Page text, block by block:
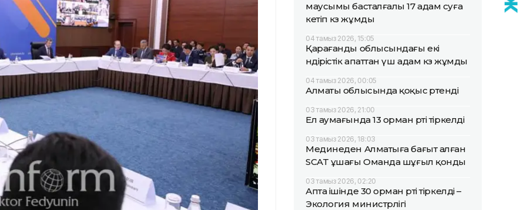
маусымы басталғалы 17 адам суға
кетіп көз жұмды
04 тамыз 2026, 15:05
Қарағанды облысындағы екі
өндірістік апаттан үш адам көз жұмды
04 тамыз 2026, 00:05
Алматы облысында қоқыс өртенді
03 тамыз 2026, 21:00
Ел аумағында 13 орман өрті тіркелді
03 тамыз 2026, 18:03
Мединеден Алматыға бағыт алған
SCAT ұшағы Оманда шұғыл қонды
03 тамыз 2026, 02:20
Апта ішінде 30 орман өрті тіркелді –
Экология министрлігі